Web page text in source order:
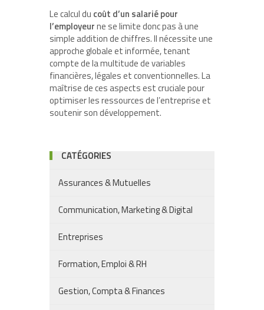
Le calcul du coût d’un salarié pour
l’employeurne se limite donc pas à une
simple addition de chiffres. Il nécessite une
approche globale et informée, tenant
compte de la multitude de variables
financières, légales et conventionnelles. La
maîtrise de ces aspects est cruciale pour
optimiser les ressources de l’entreprise et
soutenir son développement.
CATÉGORIES
Assurances & Mutuelles
Communication, Marketing & Digital
Entreprises
Formation, Emploi & RH
Gestion, Compta & Finances